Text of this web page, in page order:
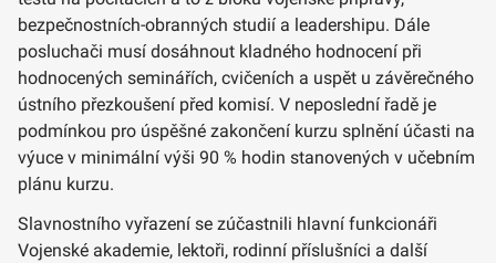
bezpečnostních-obranných studií a leadershipu. Dále
posluchači musí dosáhnout kladného hodnocení při
hodnocených seminářích, cvičeních a uspět u závěrečného
ústního přezkoušení před komisí. V neposlední řadě je
podmínkou pro úspěšné zakončení kurzu splnění účasti na
výuce v minimální výši 90 % hodin stanovených v učebním
plánu kurzu.
Slavnostního vyřazení se zúčastnili hlavní funkcionáři
Vojenské akademie, lektoři, rodinní příslušníci a další